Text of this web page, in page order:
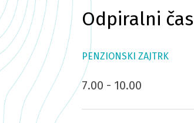
Odpiralni čas
PENZIONSKI ZAJTRK
7.00 - 10.00